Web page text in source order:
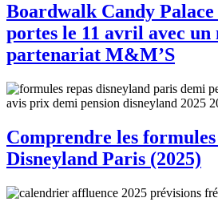
Boardwalk Candy Palace
portes le 11 avril avec un
partenariat M&M’S
Comprendre les formules
Disneyland Paris (2025)